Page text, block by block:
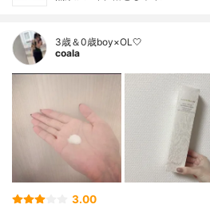
3歳＆0歳boy×OL🤍
coala
3.00